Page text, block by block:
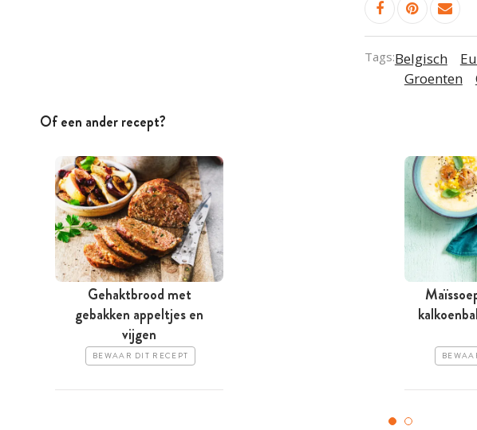
Tags:Belgisch
Groenten
Of een ander recept?
Gehaktbrood met
gebakken appeltjes en
vijgen
BEWAAR DIT RECEPT